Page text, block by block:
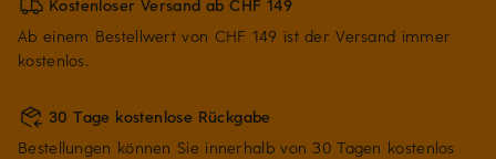
Kostenloser Versand ab CHF 149
Ab einem Bestellwert von CHF 149 ist der Versand immer
kostenlos.
30 Tage kostenlose Rückgabe
Bestellungen können Sie innerhalb von 30 Tagen kostenlos